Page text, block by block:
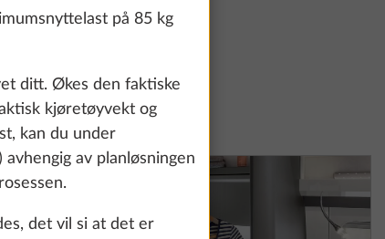
på 85 kg
ditt. Økes den faktiske
kjøretøyvekt og
kan du under
av planløsningen
det vil si at det er